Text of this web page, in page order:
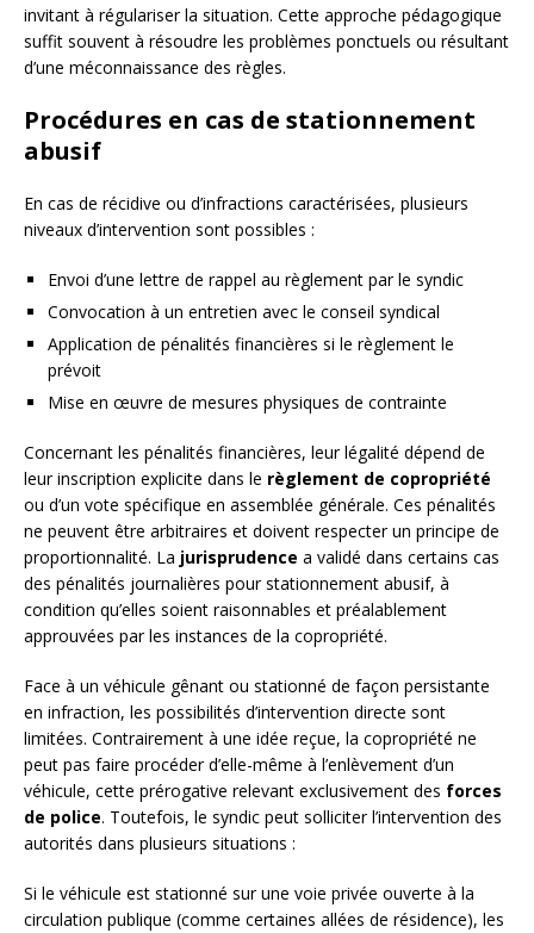
invitant à régulariser la situation. Cette approche pédagogique
suffit souvent à résoudre les problèmes ponctuels ou résultant
d’une méconnaissance des règles.
Procédures en cas de stationnement
abusif
En cas de récidive ou d’infractions caractérisées, plusieurs
niveaux d’intervention sont possibles :
Envoi d’une lettre de rappel au règlement par le syndic
Convocation à un entretien avec le conseil syndical
Application de pénalités financières si le règlement le
prévoit
Mise en œuvre de mesures physiques de contrainte
Concernant les pénalités financières, leur légalité dépend de
leur inscription explicite dans le règlement de copropriété
ou d’un vote spécifique en assemblée générale. Ces pénalités
ne peuvent être arbitraires et doivent respecter un principe de
proportionnalité. La jurisprudence a validé dans certains cas
des pénalités journalières pour stationnement abusif, à
condition qu’elles soient raisonnables et préalablement
approuvées par les instances de la copropriété.
Face à un véhicule gênant ou stationné de façon persistante
en infraction, les possibilités d’intervention directe sont
limitées. Contrairement à une idée reçue, la copropriété ne
peut pas faire procéder d’elle-même à l’enlèvement d’un
véhicule, cette prérogative relevant exclusivement des forces
de police. Toutefois, le syndic peut solliciter l’intervention des
autorités dans plusieurs situations :
Si le véhicule est stationné sur une voie privée ouverte à la
circulation publique (comme certaines allées de résidence), les